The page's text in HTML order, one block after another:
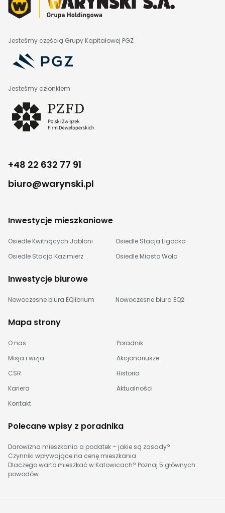
Jesteśmy częścią Grupy Kapitałowej PGZ
Jesteśmy członkiem
+48 22 632 77 91
biuro@warynski.pl
Inwestycje mieszkaniowe
Osiedle Kwitnących Jabłoni
Osiedle Stacja Ligocka
Osiedle Stacja Kazimierz
Osiedle Miasto Wola
Inwestycje biurowe
Nowoczesne biura EQlibrium Nowoczesne biura EQ2
Mapa strony
O nas
Poradnik
Misja i wizja
Akcjonariusze
CSR
Historia
Kariera
Aktualności
Kontakt
Polecane wpisy z poradnika
Darowizna mieszkania a podatek – jakie są zasady?
Czynniki wpływające na cenę mieszkania
Dlaczego warto mieszkać w Katowicach? Poznaj 5 głównych
powodów